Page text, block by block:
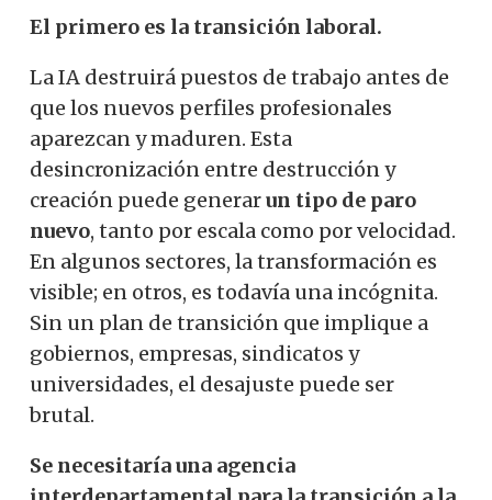
El primero es la transición laboral.
La IA destruirá puestos de trabajo antes de
que los nuevos perfiles profesionales
aparezcan y maduren. Esta
desincronización entre destrucción y
creación puede generarun tipo de paro
nuevo, tanto por escala como por velocidad.
En algunos sectores, la transformación es
visible; en otros, es todavía una incógnita.
Sin un plan de transición que implique a
gobiernos, empresas, sindicatos y
universidades, el desajuste puede ser
brutal.
Se necesitaría una agencia